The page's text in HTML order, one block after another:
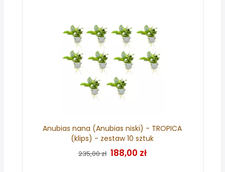
Anubias nana (Anubias niski) - TROPICA
(klips) - zestaw 10 sztuk
235,00 zł 188,00 zł